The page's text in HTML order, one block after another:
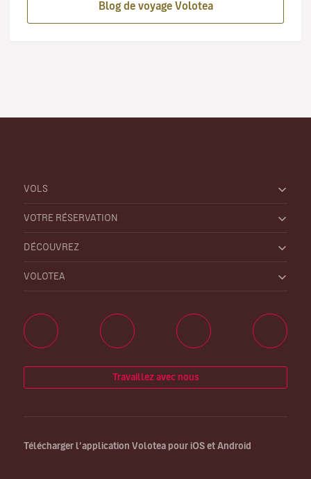
Blog de voyage Volotea
VOLS
VOTRE RÉSERVATION
DÉCOUVREZ
VOLOTEA
Travaillez avec nous
Télécharger l’application Volotea pour iOS et Android